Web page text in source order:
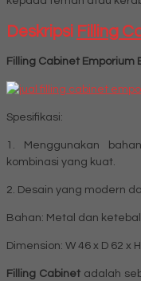
Deskripsi Filling
Filling Cabinet Emporium
Spesifikasi:
1. Menggunakan
kombinasi yang kuat.
2. Desain yang modern
Bahan: Metal dan
Dimension: W 46 x D 62 x
Filling Cabinet adalah